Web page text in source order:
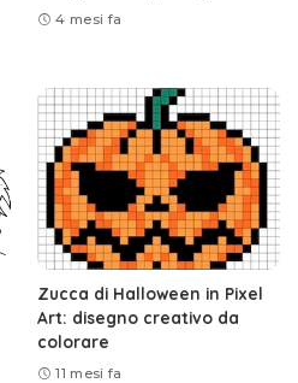
4 mesi fa
Zucca di Halloween in Pixel
Art: disegno creativo da
colorare
11 mesi fa